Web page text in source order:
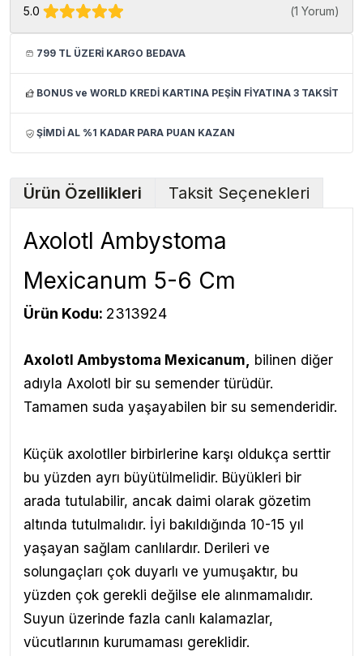
5.0 (1 Yorum)
799 TL ÜZERİ KARGO BEDAVA
BONUS ve WORLD KREDİ KARTINA PEŞİN FİYATINA 3 TAKSİT
ŞİMDİ AL %1 KADAR PARA PUAN KAZAN
Ürün Özellikleri Taksit Seçenekleri
Axolotl Ambystoma
Mexicanum 5-6 Cm
Ürün Kodu: 2313924
Axolotl Ambystoma Mexicanum
bilinen diğer
adıyla Axolotl bir su semender türüdür.
Tamamen suda yaşayabilen bir su semenderidir.
Küçük axolotller birbirlerine karşı oldukça serttir
bu yüzden ayrı büyütülmelidir. Büyükleri bir
arada tutulabilir, ancak daimi olarak gözetim
altında tutulmalıdır. İyi bakıldığında 10-15 yıl
yaşayan sağlam canlılardır. Derileri ve
solungaçları çok duyarlı ve yumuşaktır, bu
yüzden çok gerekli değilse ele alınmamalıdır.
Suyun üzerinde fazla canlı kalamazlar,
vücutlarının kurumaması gereklidir.